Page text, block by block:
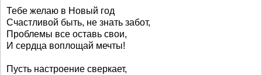
Тебе желаю в Новый год
Счастливой быть, не знать забот,
Проблемы все оставь свои,
И сердца воплощай мечты!
Пусть настроение сверкает,